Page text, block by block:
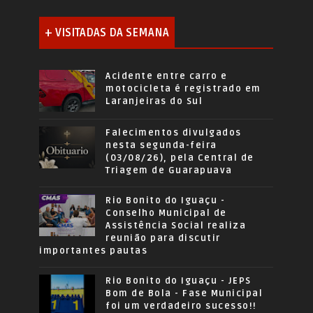
+ VISITADAS DA SEMANA
Acidente entre carro e
motocicleta é registrado em
Laranjeiras do Sul
Falecimentos divulgados
nesta segunda-feira
(03/08/26), pela Central de
Triagem de Guarapuava
Rio Bonito do Iguaçu -
Conselho Municipal de
Assistência Social realiza
reunião para discutir
importantes pautas
Rio Bonito do Iguaçu - JEPS
Bom de Bola - Fase Municipal
foi um verdadeiro sucesso!!